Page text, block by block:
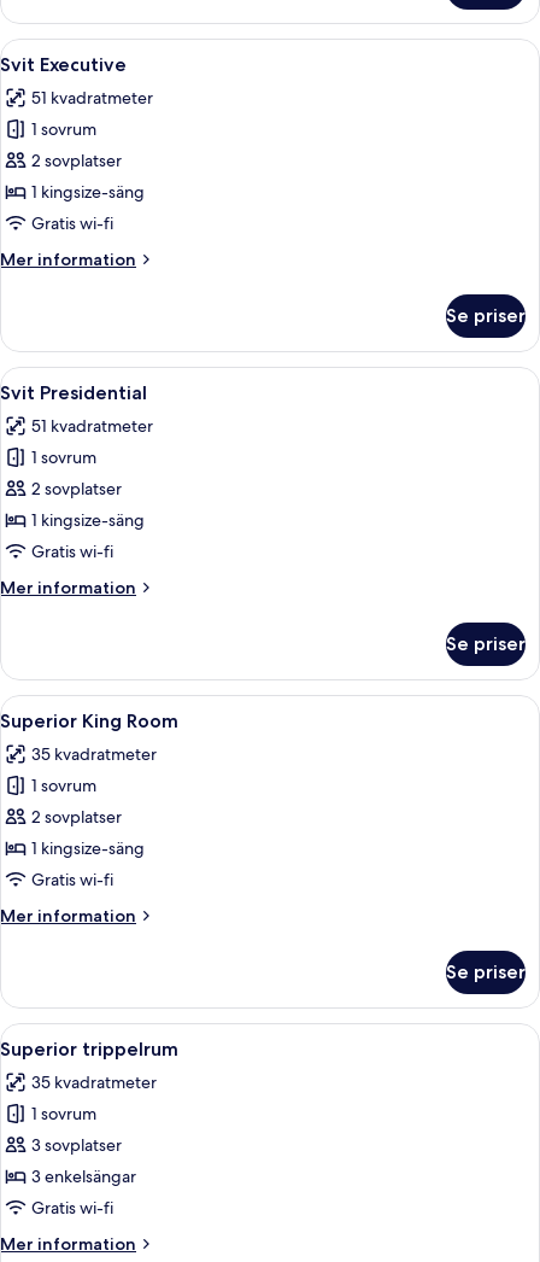
Deluxe
Öppna
alla
foton
för
Svit
Executive
Ett hotellrum med en säng med
5
Svit Executive
51 kvadratmeter
1 sovrum
2 sovplatser
1 kingsize-säng
Gratis wi-fi
Mer information
Mer
Executive
Se priser
Öppna
alla
foton
för
Svit
Presidential
En säng med himmelstänger och
5
Svit Presidential
51 kvadratmeter
1 sovrum
2 sovplatser
1 kingsize-säng
Gratis wi-fi
Mer information
Mer
Presidential
Se priser
Öppna
alla
foton
för
Superior
King
Room
Ett hotellrum med en säng, två
7
Superior King Room
35 kvadratmeter
1 sovrum
2 sovplatser
1 kingsize-säng
Gratis wi-fi
Mer information
Mer
King
Room
Se priser
Öppna
alla
foton
för
Superior
trippelrum
Ett hotellrum med en stor säng, två
4
Superior trippelrum
35 kvadratmeter
1 sovrum
3 sovplatser
3 enkelsängar
Gratis wi-fi
Mer information
Mer